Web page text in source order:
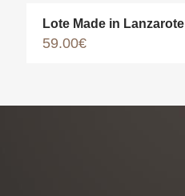
Lote Made in Lanzarote
59.00€